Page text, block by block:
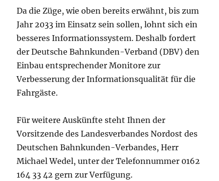
Da die Züge, wie oben bereits erwähnt, bis zum
Jahr 2033 im Einsatz sein sollen, lohnt sich ein
besseres Informationssystem. Deshalb fordert
der Deutsche Bahnkunden-Verband (DBV) den
Einbau entsprechender Monitore zur
Verbesserung der Informationsqualität für die
Fahrgäste.
Für weitere Auskünfte steht Ihnen der
Vorsitzende des Landesverbandes Nordost des
Deutschen Bahnkunden-Verbandes, Herr
Michael Wedel, unter der Telefonnummer 0162
164 33 42 gern zur Verfügung.